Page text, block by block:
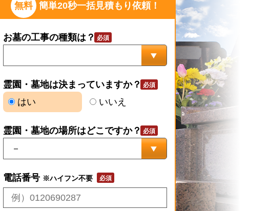
無料 簡単20秒一括見積もり依頼！
お墓の工事の種類は？
霊園・墓地は決まっていますか？
はい
いいえ
霊園・墓地の場所はどこですか？
電話番号 ※ハイフン不要